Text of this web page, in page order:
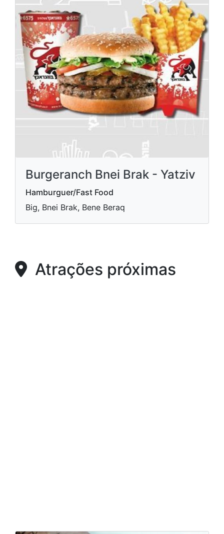
Burgeranch Bnei Brak - Yatziv
Hamburguer/Fast Food
Big, Bnei Brak, Bene Beraq
Atrações próximas